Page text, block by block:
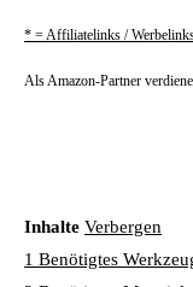
* = Affiliatelinks /
Als Amazon-Partner
Inhalte Verbergen
1 Benötigtes